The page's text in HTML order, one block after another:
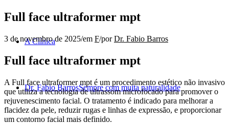
A Clínica
Dr. Fabio BarrosSempre com muita naturalidade
Full face ultraformer mpt
3 de novembro de 2025/em F/porDr. Fabio Barros
Full face ultraformer mpt
A Full face ultraformer mpt é um procedimento estético não invasivo
que utiliza a tecnologia de ultrassom microfocado para promover o
rejuvenescimento facial. O tratamento é indicado para melhorar a
flacidez da pele, reduzir rugas e linhas de expressão, e proporcionar
um contorno facial mais definido.